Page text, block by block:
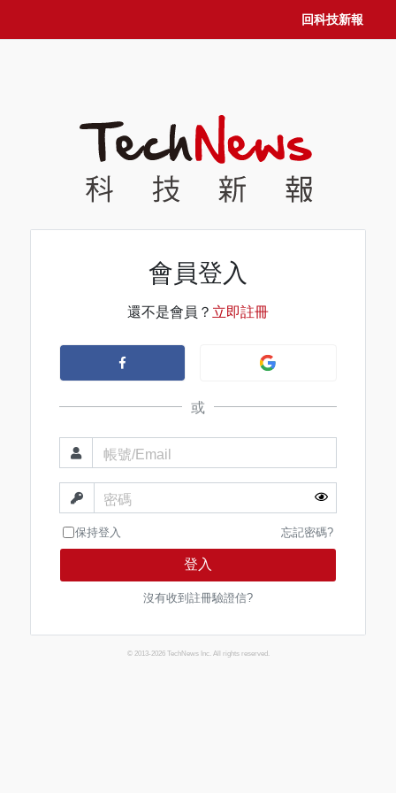
回科技新報
會員登入
還不是會員？ 立即註冊
或
帳號/Email
密碼
保持登入 忘記密碼?
登入
沒有收到註冊驗證信?
© 2013-2026 TechNews Inc. All rights reserved.